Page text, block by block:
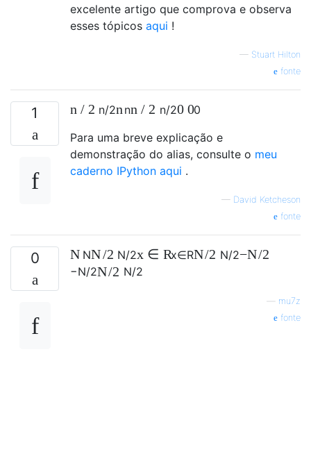
excelente artigo que comprova e observa
esses tópicos aqui !
— Stuart Hilton
fonte
1 n / 2 n/2n nn/ 2 n/20 00
Para uma breve explicação e
demonstração do alias, consulte o meu
caderno IPython aqui .
— David Ketcheson
fonte
0 N NN/2 N/2x ∈ Rx∈RN/2 N/2−N/2
−N/2N/2 N/2
mu7z
fonte